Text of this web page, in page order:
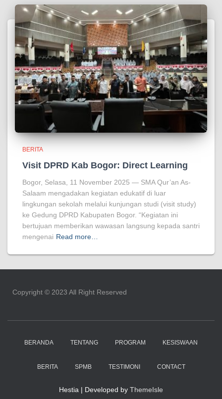
BERITA
Visit DPRD Kab Bogor: Direct Learning
Bogor, Selasa, 11 November 2025 — SMA Qur’an As-
Salaam mengadakan kegiatan edukatif di luar
lingkungan sekolah melalui kunjungan studi (visit study)
ke Gedung DPRD Kabupaten Bogor. “Kegiatan ini
bertujuan memberikan wawasan langsung kepada santri
mengenai Read more…
Copyright ©️ 2023 All Right Reserved
BERANDA TENTANG PROGRAM KESISWAAN
BERITA SPMB TESTIMONI CONTACT
Hestia | Developed by ThemeIsle